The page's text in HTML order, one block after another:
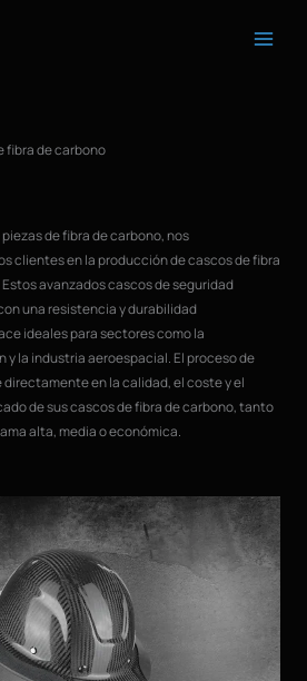
fibra de carbono
de fibra de carbono, nos
clientes en la producción de cascos de fibra
avanzados cascos de seguridad
una resistencia y durabilidad
ideales para sectores como la
la industria aeroespacial. El proceso de
en la calidad, el coste y el
de sus cascos de fibra de carbono, tanto
alta, media o económica.